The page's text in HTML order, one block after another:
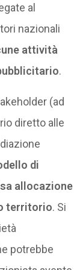
al
nazionali
attività
.
(ad
diretto alle
di
allocazione
territorio. Si
potrebbe